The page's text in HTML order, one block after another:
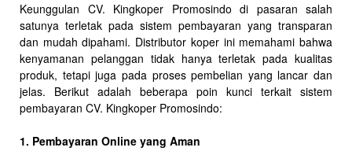
Keunggulan CV. Kingkoper Promosindo di pasaran salah
satunya terletak pada sistem pembayaran yang transparan
dan mudah dipahami. Distributor koper ini memahami bahwa
kenyamanan pelanggan tidak hanya terletak pada kualitas
produk, tetapi juga pada proses pembelian yang lancar dan
jelas. Berikut adalah beberapa poin kunci terkait sistem
pembayaran CV. Kingkoper Promosindo:
1. Pembayaran Online yang Aman